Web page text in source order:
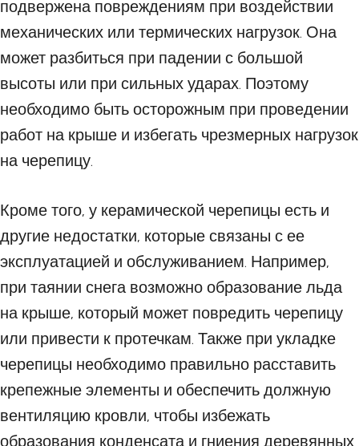
подвержена повреждениям при воздействии
механических или термических нагрузок. Она
может разбиться при падении с большой
высоты или при сильных ударах. Поэтому
необходимо быть осторожным при проведении
работ на крыше и избегать чрезмерных нагрузок
на черепицу.
Кроме того, у керамической черепицы есть и
другие недостатки, которые связаны с ее
эксплуатацией и обслуживанием. Например,
при таянии снега возможно образование льда
на крыше, который может повредить черепицу
или привести к протечкам. Также при укладке
черепицы необходимо правильно расставить
крепежные элементы и обеспечить должную
вентиляцию кровли, чтобы избежать
образования конденсата и гниения деревянных